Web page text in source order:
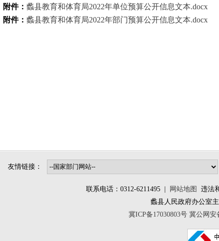
附件： 蠡县教育和体育局2022年单位预算公开信息文本.docx
附件： 蠡县教育和体育局2022年部门预算公开信息文本.docx
友情链接：
联系电话：0312-6211495 | 网站地图
违法
蠡县人民政府办公
冀ICP备17030803号 冀公网安